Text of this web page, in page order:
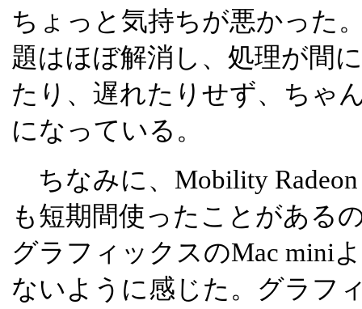
ちょっと気持ちが悪かった
題はほぼ解消し、処理が間
たり、遅れたりせず、ちゃ
になっている。
ちなみに、Mobility
も短期間使ったことがある
グラフィックスのMac mini
ないように感じた。グラフ